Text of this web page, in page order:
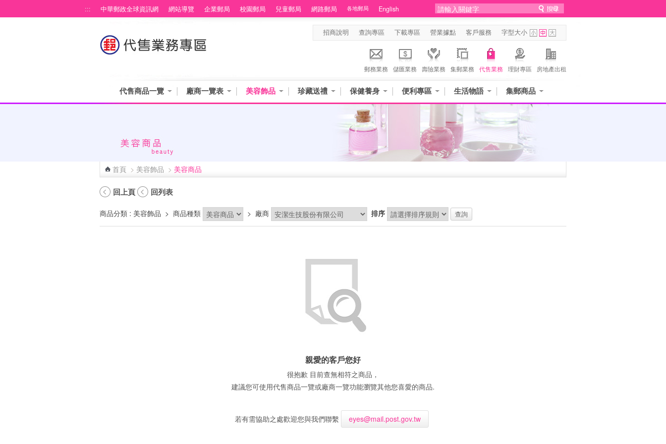
::: 中華郵政全球資訊網 網站導覽 企業郵局 校園郵局 兒童郵局 網路郵局 各地郵局 English
招商說明 查詢專區 下載專區 營業據點 客戶服務 字型大小
郵務業務 儲匯業務 壽險業務 集郵業務 代售業務 理財專區 房地產出租
代售商品一覽 廠商一覽表 美容飾品 珍藏送禮 保健養身 便利專區 生活物語 集郵商品
首頁 > 美容飾品 > 美容商品
回上頁 回列表
商品分類 : 美容飾品 > 商品種類 > 廠商 排序
親愛的客戶您好
很抱歉 目前查無相符之商品，
建議您可使用代售商品一覽或廠商一覽功能瀏覽其他您喜愛的商品.
若有需協助之處歡迎您與我們聯繫 eyes@mail.post.gov.tw